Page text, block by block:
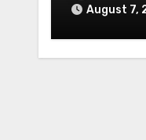
August 7,